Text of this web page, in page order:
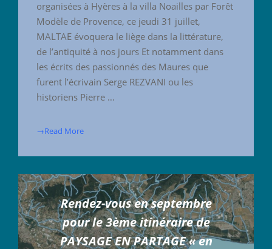
organisées à Hyères à la villa Noailles par Forêt
Modèle de Provence, ce jeudi 31 juillet,
MALTAE évoquera le liège dans la littérature,
de l’antiquité à nos jours Et notamment dans
les écrits des passionnés des Maures que
furent l’écrivain Serge REZVANI ou les
historiens Pierre …
→Read More
Rendez-vous en septembre
pour le 3ème itinéraire de
PAYSAGE EN PARTAGE « en